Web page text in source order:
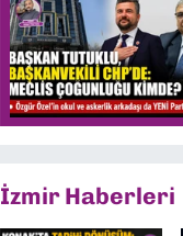
İzmir Haberleri